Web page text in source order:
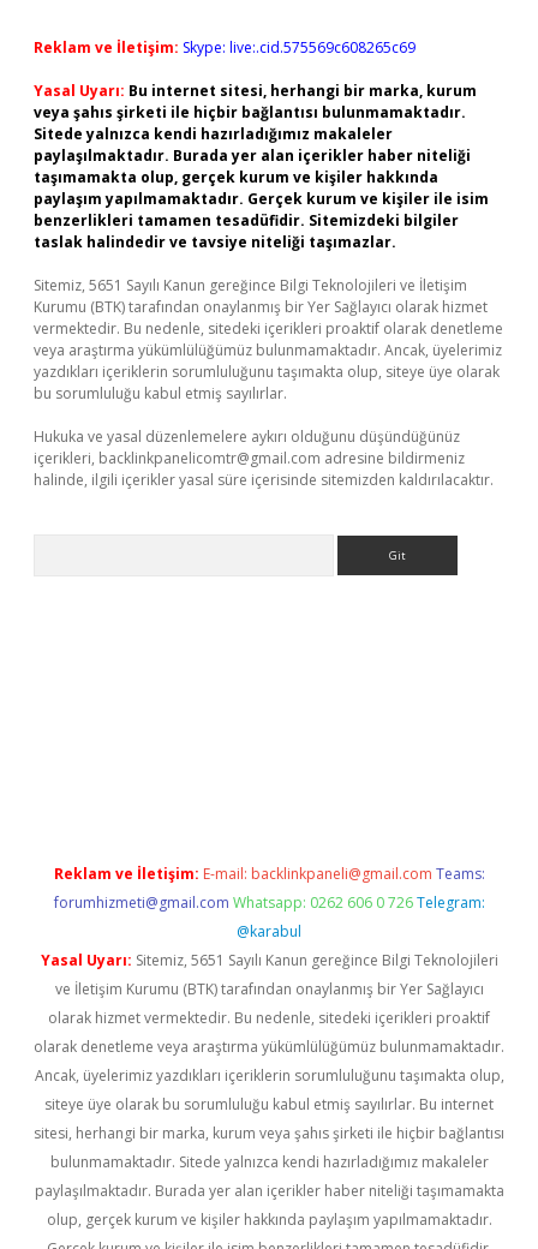
Reklam ve İletişim: Skype: live:.cid.575569c608265c69
Yasal Uyarı: Bu internet sitesi, herhangi bir marka, kurum
veya şahıs şirketi ile hiçbir bağlantısı bulunmamaktadır.
Sitede yalnızca kendi hazırladığımız makaleler
paylaşılmaktadır. Burada yer alan içerikler haber niteliği
taşımamakta olup, gerçek kurum ve kişiler hakkında
paylaşım yapılmamaktadır. Gerçek kurum ve kişiler ile isim
benzerlikleri tamamen tesadüfidir. Sitemizdeki bilgiler
taslak halindedir ve tavsiye niteliği taşımazlar.
Sitemiz, 5651 Sayılı Kanun gereğince Bilgi Teknolojileri ve İletişim
Kurumu (BTK) tarafından onaylanmış bir Yer Sağlayıcı olarak hizmet
vermektedir. Bu nedenle, sitedeki içerikleri proaktif olarak denetleme
veya araştırma yükümlülüğümüz bulunmamaktadır. Ancak, üyelerimiz
yazdıkları içeriklerin sorumluluğunu taşımakta olup, siteye üye olarak
bu sorumluluğu kabul etmiş sayılırlar.
Hukuka ve yasal düzenlemelere aykırı olduğunu düşündüğünüz
içerikleri, backlinkpanelicomtr@gmail.com adresine bildirmeniz
halinde, ilgili içerikler yasal süre içerisinde sitemizden kaldırılacaktır.
Reklam ve İletişim: E-mail: backlinkpaneli@gmail.com Teams:
forumhizmeti@gmail.com Whatsapp: 0262 606 0 726 Telegram:
@karabul
Yasal Uyarı: Sitemiz, 5651 Sayılı Kanun gereğince Bilgi Teknolojileri
ve İletişim Kurumu (BTK) tarafından onaylanmış bir Yer Sağlayıcı
olarak hizmet vermektedir. Bu nedenle, sitedeki içerikleri proaktif
olarak denetleme veya araştırma yükümlülüğümüz bulunmamaktadır.
Ancak, üyelerimiz yazdıkları içeriklerin sorumluluğunu taşımakta olup,
siteye üye olarak bu sorumluluğu kabul etmiş sayılırlar. Bu internet
sitesi, herhangi bir marka, kurum veya şahıs şirketi ile hiçbir bağlantısı
bulunmamaktadır. Sitede yalnızca kendi hazırladığımız makaleler
paylaşılmaktadır. Burada yer alan içerikler haber niteliği taşımamakta
olup, gerçek kurum ve kişiler hakkında paylaşım yapılmamaktadır.